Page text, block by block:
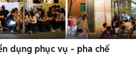
dụng phục vụ - pha chế